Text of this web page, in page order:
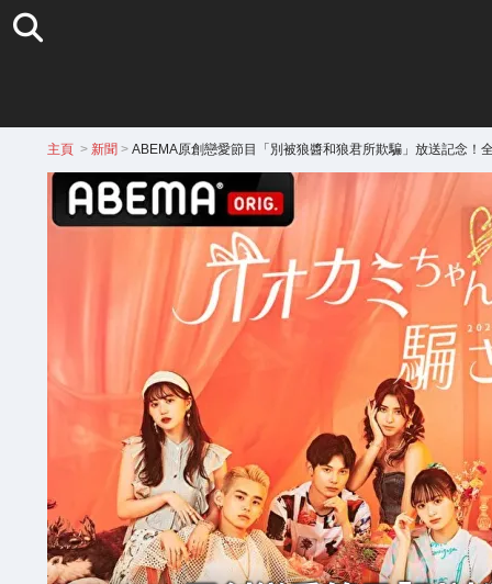
主頁 > 新聞 > ABEMA原創戀愛節目「別被狼醬和狼君所欺騙」放送記念！